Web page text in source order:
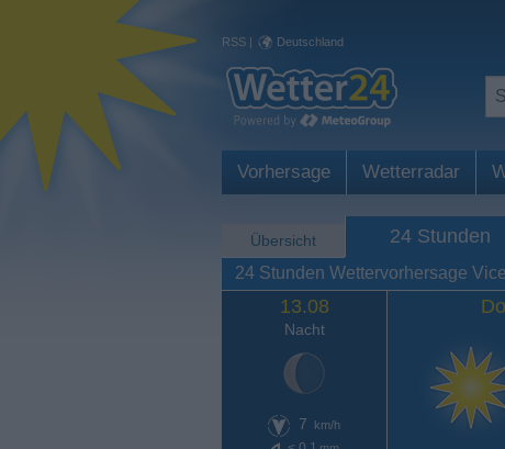
RSS | Deutschland
Vorhersage Wetterradar
Übersicht 24 Stunden
24 Stunden Wettervorhersage
13.08
Nacht
7 km/h